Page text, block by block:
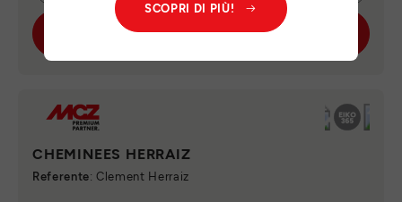
SCOPRI IL PUNTO VENDITA
CHEMINEES HERRAIZ
Referente: Clement Herraiz
SCOPRI DI PIÙ!